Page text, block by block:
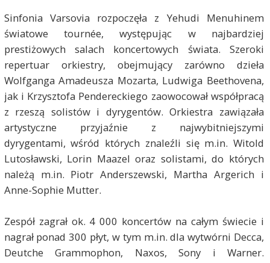
Sinfonia Varsovia rozpoczęła z Yehudi Menuhinem
światowe tournée, występując w najbardziej
prestiżowych salach koncertowych świata. Szeroki
repertuar orkiestry, obejmujący zarówno dzieła
Wolfganga Amadeusza Mozarta, Ludwiga Beethovena,
jak i Krzysztofa Pendereckiego zaowocował współpracą
z rzeszą solistów i dyrygentów. Orkiestra zawiązała
artystyczne przyjaźnie z najwybitniejszymi
dyrygentami, wśród których znaleźli się m.in. Witold
Lutosławski, Lorin Maazel oraz solistami, do których
należą m.in. Piotr Anderszewski, Martha Argerich i
Anne-Sophie Mutter.
Zespół zagrał ok. 4 000 koncertów na całym świecie i
nagrał ponad 300 płyt, w tym m.in. dla wytwórni Decca,
Deutche Grammophon, Naxos, Sony i Warner.